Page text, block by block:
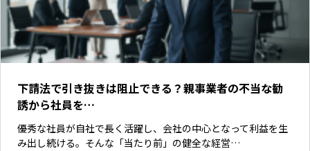
下請法で引き抜きは阻止できる？親事業者の不当な勧
誘から社員を…
優秀な社員が自社で長く活躍し、会社の中心となって利益を生
み出し続ける。そんな「当たり前」の健全な経営…